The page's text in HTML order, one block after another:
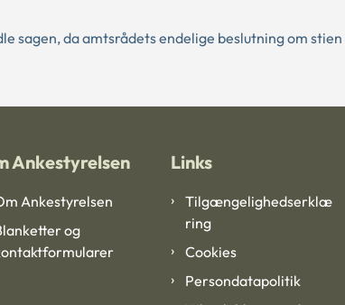
sagen, da amtsrådets endelige beslutning om
Ankestyrelsen
Ankestyrelsen
og
Links
Tilgængelighedserklæ
ring
Cookies
Persondatapolitik